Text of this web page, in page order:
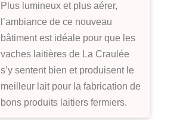
Plus lumineux et plus aérer,
l’ambiance de ce nouveau
bâtiment est idéale pour que les
vaches laitières de La Craulée
s’y sentent bien et produisent le
meilleur lait pour la fabrication de
bons produits laitiers fermiers.